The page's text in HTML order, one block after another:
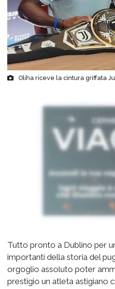
Oliha riceve la cintura griffata
Tutto pronto a Dublino per
importanti della storia del
orgoglio assoluto poter
prestigio un atleta astigiano